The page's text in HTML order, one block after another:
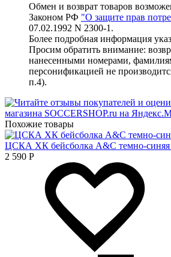
Обмен и возврат товаров
Законом РФ "О защите прав
07.02.1992 N 2300-1.
Более подробная информация
Просим обратить внимание:
нанесенными номерами,
персонификацией не
п.4).
Похожие товары
ЦСКА ХК бейсболка A&C темно-синяя
2 590 Р